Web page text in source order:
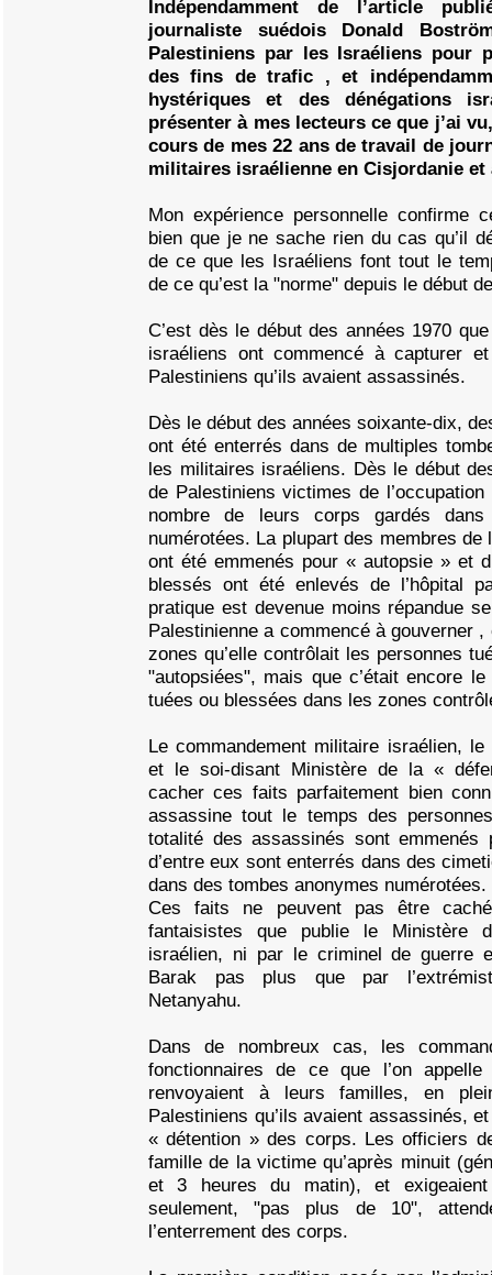
Indépendamment de l’article
journaliste suédois Donald
Palestiniens par les Israéliens pour
des fins de trafic , et
hystériques et des dénégations
présenter à mes lecteurs ce que j’ai
cours de mes 22 ans de travail de
militaires israélienne en Cisjordanie et
Mon expérience personnelle confirme
bien que je ne sache rien du cas qu’il
de ce que les Israéliens font tout le
de ce qu’est la "norme" depuis le début
C’est dès le début des années 1970
israéliens ont commencé à capturer
Palestiniens qu’ils avaient assassinés.
Dès le début des années soixante-dix,
ont été enterrés dans de multiples
les militaires israéliens. Dès le début
de Palestiniens victimes de
nombre de leurs corps gardés
numérotées. La plupart des membres
ont été emmenés pour « autopsie » et
blessés ont été enlevés de l’hôpital
pratique est devenue moins répandue
Palestinienne a commencé à gouverner
zones qu’elle contrôlait les personnes
"autopsiées", mais que c’était encore
tuées ou blessées dans les zones
Le commandement militaire israélien, le
et le soi-disant Ministère de la «
cacher ces faits parfaitement bien
assassine tout le temps des
totalité des assassinés sont emmenés
d’entre eux sont enterrés dans des
dans des tombes anonymes numérotées.
Ces faits ne peuvent pas être
fantaisistes que publie le Ministère
israélien, ni par le criminel de guerre
Barak pas plus que par
Netanyahu.
Dans de nombreux cas, les
fonctionnaires de ce que l’on appelle
renvoyaient à leurs familles, en
Palestiniens qu’ils avaient assassinés,
« détention » des corps. Les officiers
famille de la victime qu’après minuit
et 3 heures du matin), et exigeaient
seulement, "pas plus de 10",
l’enterrement des corps.